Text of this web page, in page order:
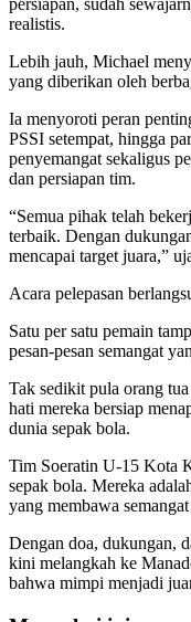
realistis.
Lebih jauh, Michael
yang diberikan oleh
Ia menyoroti peran
PSSI setempat, hingga
penyemangat sekaligus
dan persiapan tim.
“Semua pihak telah
terbaik. Dengan
mencapai target juara,”
Acara pelepasan
Satu per satu pemain
pesan-pesan semangat
Tak sedikit pula orang
hati mereka bersiap
dunia sepak bola.
Tim Soeratin U-15 Kota
sepak bola. Mereka
yang membawa
Dengan doa, dukungan,
kini melangkah ke
bahwa mimpi menjadi